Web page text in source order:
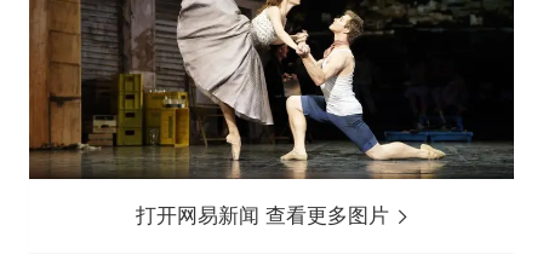
打开网易新闻 查看更多图片